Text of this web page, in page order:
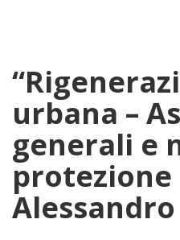
urbana –
generali e
protezione